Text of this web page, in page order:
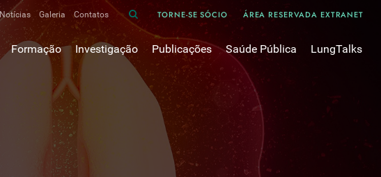
Notícias Galeria Contatos TORNE-SE SÓCIO ÁREA RESERVADA EXTRANET
Formação
Escola da Ciência
E-learnings
Hot Topics em Pneumologia
Fórum das Comissões de Trabalho
Outros cursos
Investigação
Bases de dados
Projectos de Investigação
Publicações
Divulgação
Oxigénio
Revistas Científicas
Pulmonology
Pesquisa Bibliográfica
Saúde Pública
Cancro do pulmão
COVID Longo
Cuidados Respiratórios Domiciliários
LungTalks